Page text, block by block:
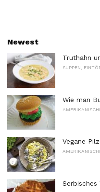
Newest
Truthahn
SUPPEN,
Wie man
Vegane
Serbisches